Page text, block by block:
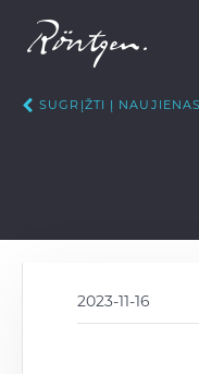
SUGRĮŽTI Į NAUJIENAS
2023-11-16